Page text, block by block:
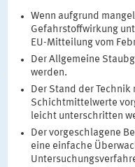
Wenn aufgrund
Gefahrstoffwirkung
EU-Mitteilung vom
Der Allgemeine
werden.
Der Stand der
Schichtmittelwerte
leicht unterschritten
Der vorgeschlagene
eine einfache